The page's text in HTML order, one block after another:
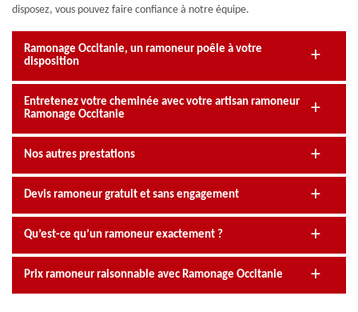
disposez, vous pouvez faire confiance à notre équipe.
Ramonage Occitanie, un ramoneur poêle à votre
disposition
Entretenez votre cheminée avec votre artisan ramoneur
Ramonage Occitanie
Nos autres prestations
Devis ramoneur gratuit et sans engagement
Qu’est-ce qu’un ramoneur exactement ?
Prix ramoneur raisonnable avec Ramonage Occitanie